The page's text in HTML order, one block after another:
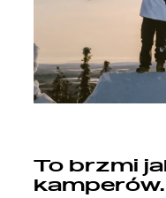
To brzmi
kamperów.